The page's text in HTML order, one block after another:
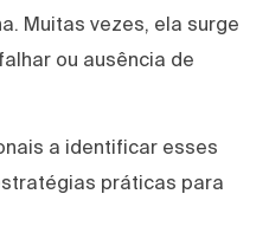
Muitas vezes, ela surge
ou ausência de
a identificar esses
práticas para